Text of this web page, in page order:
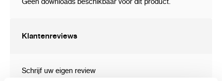
(PIR) detector
digitaal bewegingsdetectie algoritme
Klantenreviews
Schrijf uw eigen review